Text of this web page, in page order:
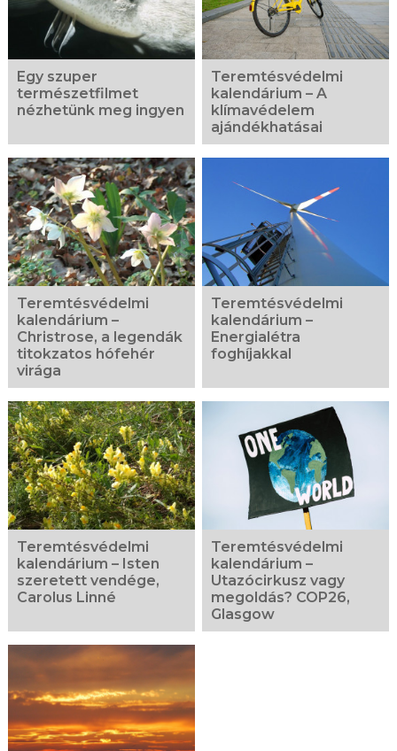
Egy szuper
természetfilmet
nézhetünk meg ingyen
Teremtésvédelmi
kalendárium – A
klímavédelem
ajándékhatásai
Teremtésvédelmi
kalendárium –
Christrose, a legendák
titokzatos hófehér
virága
Teremtésvédelmi
kalendárium –
Energialétra
foghíjakkal
Teremtésvédelmi
kalendárium – Isten
szeretett vendége,
Carolus Linné
Teremtésvédelmi
kalendárium –
Utazócirkusz vagy
megoldás? COP26,
Glasgow